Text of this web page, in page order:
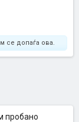
се допаѓа ова.
пробано